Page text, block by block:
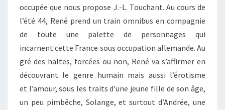
occupée que nous propose J.-L. Touchant. Au cours de
l’été 44, René prend un train omnibus en compagnie
de toute une palette de personnages qui
incarnent cette France sous occupation allemande. Au
gré des haltes, forcées ou non, René va s’affirmer en
découvrant le genre humain mais aussi l’érotisme
et l’amour, sous les traits d’une jeune fille de son âge,
un peu pimbêche, Solange, et surtout d’Andrée, une